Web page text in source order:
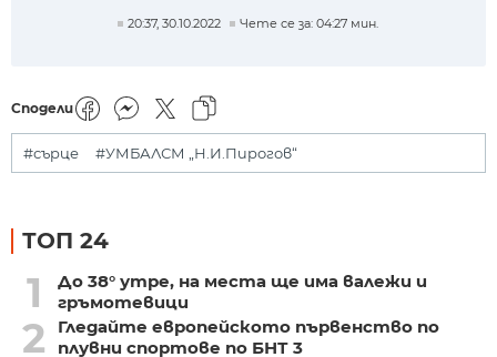
20:37, 30.10.2022 Чете се за: 04:27 мин.
Сподели
#сърце #УМБАЛСМ „Н.И.Пирогов“
ТОП 24
1
До 38° утре, на места ще има валежи и
гръмотевици
2
Гледайте европейското първенство по
плувни спортове по БНТ 3